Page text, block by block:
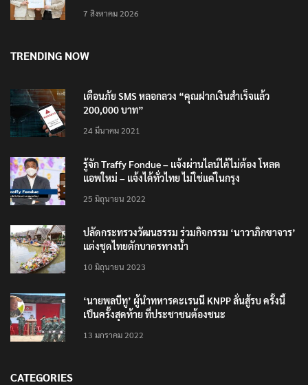
7 สิงหาคม 2026
TRENDING NOW
เตือนภัย SMS หลอกลวง “คุณฝากเงินสำเร็จแล้ว
200,000 บาท”
24 มีนาคม 2021
รู้จัก Traffy Fondue – แจ้งผ่านไลน์ได้ไม่ต้อง โหลด
แอพใหม่ – แจ้งได้ทั่วไทย ไม่ใช่แค่ในกรุง
25 มิถุนายน 2022
ปลัดกระทรวงวัฒนธรรม ร่วมกิจกรรม ‘นาวาภิกขาจาร’
แต่งชุดไทยตักบาตรทางน้ำ
10 มิถุนายน 2023
‘นายพลบีทู’ ผู้นำทหารคะเรนนี KNPP ลั่นสู้รบ ครั้งนี้
เป็นครั้งสุดท้าย ที่ประชาชนต้องชนะ
13 มกราคม 2022
CATEGORIES